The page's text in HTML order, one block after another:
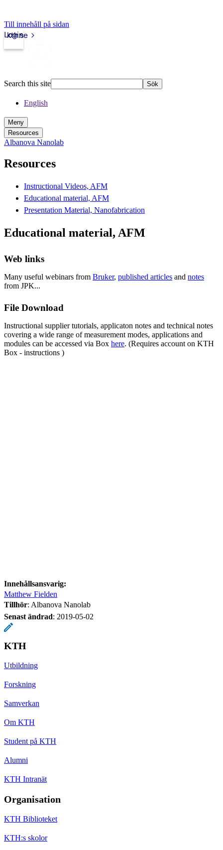
Till innehåll på sidan
kth.se
Login
Search this site Sök
English
Meny
Resources
Albanova Nanolab
Resources
Instructional Videos, AFM
Educational material, AFM
Presentation Material, Nanofabrication
Educational material, AFM
Web links
Many useful webinars from Bruker, published articles and notes
from JPK...
File Download
Instructional supplier tutorials, applicaton notes and technical notes
covering a wide range of measurement modes, applications and
modules can be accessed via Box here. (Requires account on KTH
Box - instructions )
Innehållsansvarig:
Matthew Fielden
Tillhör: Albanova Nanolab
Senast ändrad: 2019-05-02
KTH
Utbildning
Forskning
Samverkan
Om KTH
Student på KTH
Alumni
KTH Intranät
Organisation
KTH Biblioteket
KTH:s skolor